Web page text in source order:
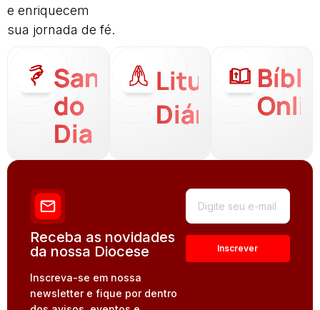
e enriquecem
sua jornada de fé.
Santo
do
Dia
Liturgia
Diária
Receba as novidades
da nossa Diocese
Inscreva-se em nossa
newsletter e fique por dentro